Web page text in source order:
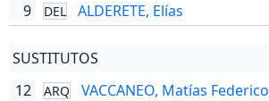
9 DEL ALDERETE, Elías
SUSTITUTOS
12
ARQ
VACCANEO, Matías Federico